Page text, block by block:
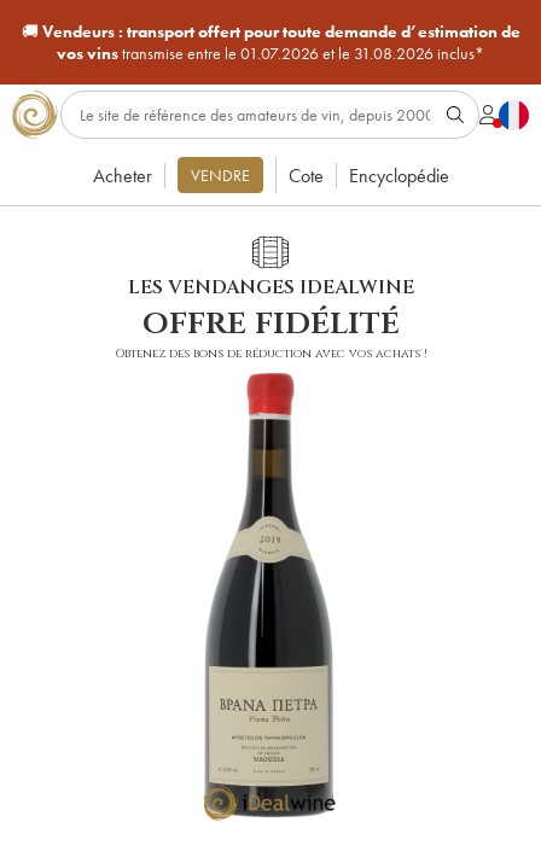
🚚Vendeurs : transport offert pour toute demande d’estimation de
vos vinstransmise entre le 01.07.2026 et le 31.08.2026 inclus*
Acheter VENDRE Cote Encyclopédie
LES VENDANGES IDEALWINE
offre fidélité
Obtenez des bons de réduction avec vos achats !